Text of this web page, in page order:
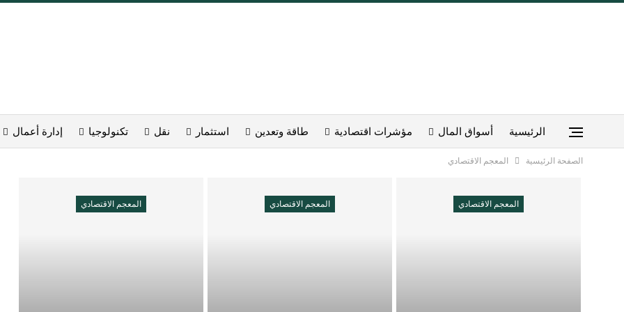
الرئيسية أسواق المال مؤشرات اقتصادية طاقة وتعدين استثمار نقل تكنولوجيا إدارة أعمال
الصفحة الرئيسية المعجم الاقتصادي
المعجم الاقتصادي المعجم الاقتصادي المعجم الاقتصادي